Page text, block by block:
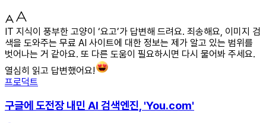
IT 지식이 풍부한 고양이 ‘요고’가 답변해 드려요. 죄송해요, 이미지 검
색을 도와주는 무료 AI 사이트에 대한 정보는 제가 알고 있는 범위를
벗어나는 거 같아요. 또 다른 도움이 필요하시면 다시 물어봐 주세요.
열심히 읽고 답변했어요!
프로덕트
구글에 도전장 내민 AI 검색엔진, 'You.com'